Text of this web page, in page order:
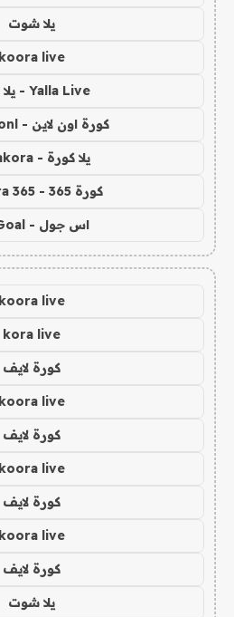
يلا شوت
koora live
Yalla Live - يلا لايف
كورة اون لاين - koora onl
يلا كورة - yallakora
كورة 365 - kooora 365
اس جول - AS Goal
koora live
kora live
كورة لايف
koora live
كورة لايف
koora live
كورة لايف
koora live
كورة لايف
يلا شوت